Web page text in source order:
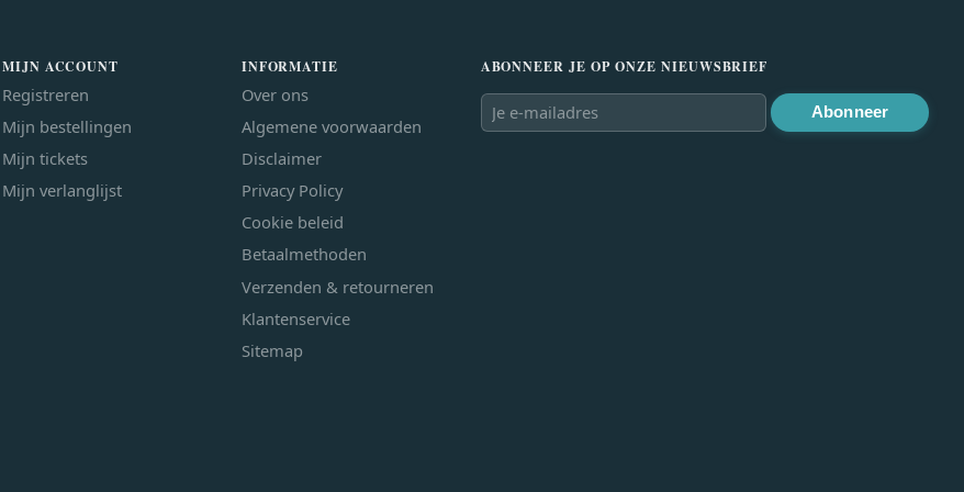
MIJN ACCOUNT
Registreren
Mijn bestellingen
Mijn tickets
Mijn verlanglijst
INFORMATIE
Over ons
Algemene voorwaarden
Disclaimer
Privacy Policy
Cookie beleid
Betaalmethoden
Verzenden & retourneren
Klantenservice
Sitemap
ABONNEER JE OP ONZE NIEUWSBRIEF
Abonneer